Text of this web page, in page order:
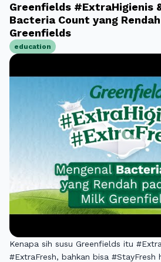
Greenfields #ExtraHigienis
Bacteria Count yang
Greenfields
education
Kenapa sih susu Greenfields itu
#ExtraFresh, bahkan bisa #StayFresh